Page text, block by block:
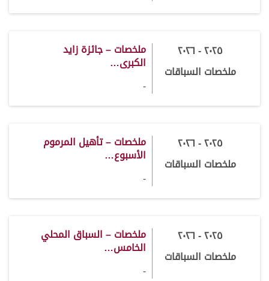
٢٠٢٥ - ٢٠٢٦
ملخصات السباقات
ملخصات – جائزة زايد
الكبرى…
-
٢٠٢٥ - ٢٠٢٦
ملخصات السباقات
ملخصات – تأهيل المرموم
الأسبوع…
-
٢٠٢٥ - ٢٠٢٦
ملخصات السباقات
ملخصات – السباق المحلي
الخامس…
-